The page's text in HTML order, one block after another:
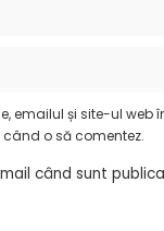
emailul și site-ul web
o să comentez.
când sunt